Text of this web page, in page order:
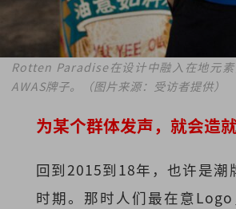
Rotten Paradise在设计中融入在地元
AWAS牌子。（图片来源：受访者提供）
为某个群体发声，就会造
回到2015到18年，也许是潮
时期。那时人们最在意